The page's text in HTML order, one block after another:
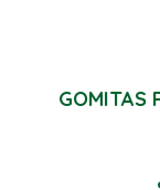
GOMITAS